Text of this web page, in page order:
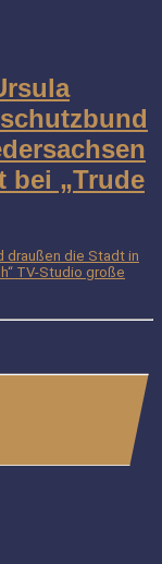
bei „Trude
draußen die Stadt in
TV-Studio große